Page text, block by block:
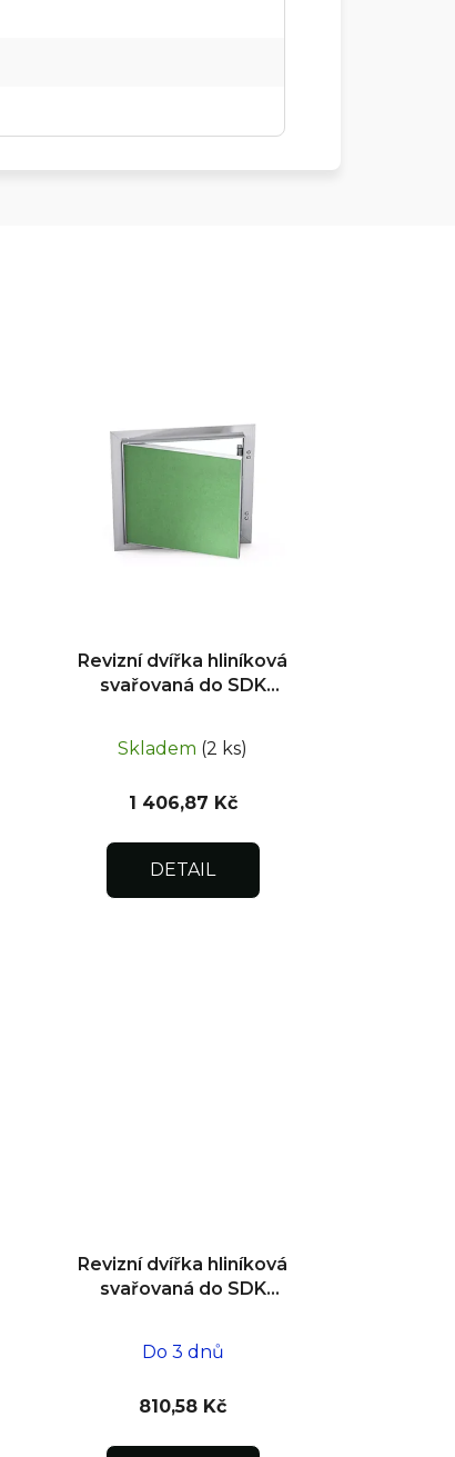
Revizní dvířka hliníková
svařovaná do SDK
Skladem (2 ks)
1 406,87 Kč
DETAIL
Revizní dvířka hliníková
svařovaná do SDK
Do 3 dnů
810,58 Kč